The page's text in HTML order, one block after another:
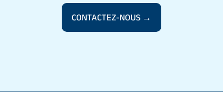
CONTACTEZ-NOUS →